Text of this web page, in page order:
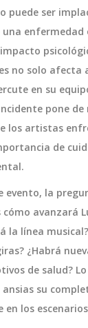
puede ser
una enfermedad
no solo
en su
pone
los artistas
de
evento, la
cómo avanzará
la línea
¿Habrá
de salud?
su
en los